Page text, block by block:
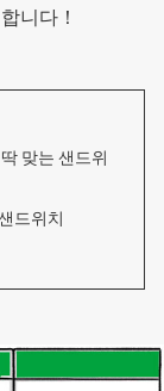
니다！
맞는 샌드위
드위치